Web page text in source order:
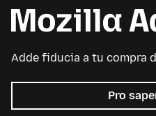
Adde fiducia a tu compra
Pro